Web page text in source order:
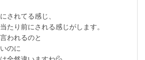
されてる感じ、
たり前にされる感じがします。
われるのと
のに